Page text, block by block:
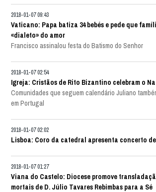
2018-01-07 09:43
Vaticano: Papa batiza 34 bebés e pede que
«dialeto» do amor
Francisco assinalou festa do Batismo do Senhor
2018-01-07 02:54
Igreja: Cristãos de Rito Bizantino celebram o
Comunidades que seguem calendário Juliano
em Portugal
2018-01-07 02:02
Lisboa: Coro da catedral apresenta concerto
2018-01-07 01:27
Viana do Castelo: Diocese promove
mortais de D. Júlio Tavares Rebimbas para a Sé